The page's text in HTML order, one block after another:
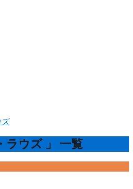
ズ
ラウズ 」 一覧